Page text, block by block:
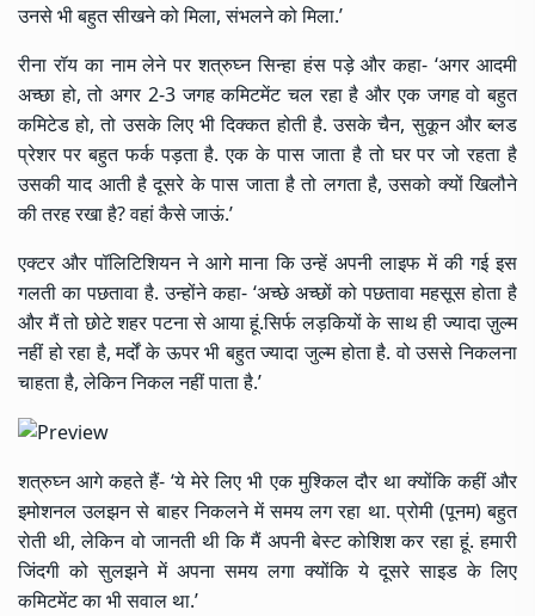
उनसे भी बहुत सीखने को मिला, संभलने को मिला.’
रीना रॉय का नाम लेने पर शत्रुघ्न सिन्हा हंस पड़े और कहा- ‘अगर आदमी
अच्छा हो, तो अगर 2-3 जगह कमिटमेंट चल रहा है और एक जगह वो बहुत
कमिटेड हो, तो उसके लिए भी दिक्कत होती है. उसके चैन, सुकून और ब्लड
प्रेशर पर बहुत फर्क पड़ता है. एक के पास जाता है तो घर पर जो रहता है
उसकी याद आती है दूसरे के पास जाता है तो लगता है, उसको क्यों खिलौने
की तरह रखा है? वहां कैसे जाऊं.’
एक्टर और पॉलिटिशियन ने आगे माना कि उन्हें अपनी लाइफ में की गई इस
गलती का पछतावा है. उन्होंने कहा- ‘अच्छे अच्छों को पछतावा महसूस होता है
और मैं तो छोटे शहर पटना से आया हूं.सिर्फ लड़कियों के साथ ही ज्यादा ज़ुल्म
नहीं हो रहा है, मर्दों के ऊपर भी बहुत ज्यादा जुल्म होता है. वो उससे निकलना
चाहता है, लेकिन निकल नहीं पाता है.’
शत्रुघ्न आगे कहते हैं- ‘ये मेरे लिए भी एक मुश्किल दौर था क्योंकि कहीं और
इमोशनल उलझन से बाहर निकलने में समय लग रहा था. प्रोमी (पूनम) बहुत
रोती थी, लेकिन वो जानती थी कि मैं अपनी बेस्ट कोशिश कर रहा हूं. हमारी
जिंदगी को सुलझने में अपना समय लगा क्योंकि ये दूसरे साइड के लिए
कमिटमेंट का भी सवाल था.’